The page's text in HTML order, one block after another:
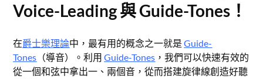
Voice-Leading 與 Guide-Tones！
在爵士樂理論中，最有用的概念之一就是Guide-
Tones （導音）。利用Guide-Tones ，我們可以快速有效的
從一個和弦中拿出一、兩個音，從而搭建旋律線創造好聽